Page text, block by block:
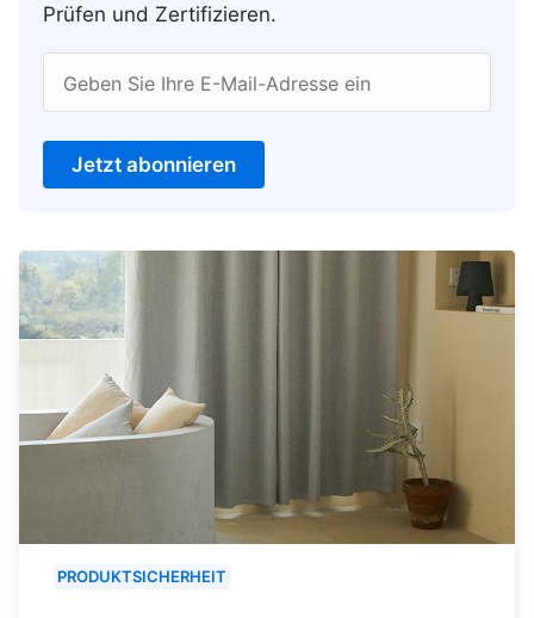
Prüfen und Zertifizieren.
Geben Sie Ihre E-Mail-Adresse ein
Jetzt abonnieren
PRODUKTSICHERHEIT